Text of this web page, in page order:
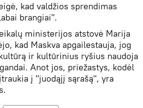
kad valdžios sprendimas
brangiai".
ministerijos atstovė Marija
kad Maskva apgailestauja, jog
ir kultūrinius ryšius naudoja
Anot jos, priežastys, kodėl
į "juodąjį sąrašą", yra